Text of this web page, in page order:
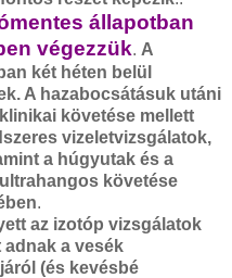
állapotban
végezzük. A
két héten belül
A hazabocsátásuk utáni
követése mellett
vizeletvizsgálatok,
a húgyutak és a
követése
.
az izotóp vizsgálatok
a vesék
(és kevésbé